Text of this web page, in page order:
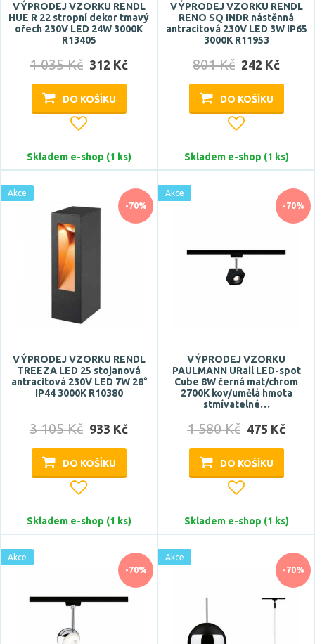
VÝPRODEJ VZORKU RENDL
HUE R 22 stropní dekor tmavý
ořech 230V LED 24W 3000K
R13405
1 035 Kč 312 Kč
DO KOŠÍKU
Skladem e-shop (1 ks)
VÝPRODEJ VZORKU RENDL
RENO SQ INDR nástěnná
antracitová 230V LED 3W IP65
3000K R11953
801 Kč 242 Kč
DO KOŠÍKU
Skladem e-shop (1 ks)
-70%
Akce
VÝPRODEJ VZORKU RENDL
TREEZA LED 25 stojanová
antracitová 230V LED 7W 28°
IP44 3000K R10380
3 105 Kč 933 Kč
DO KOŠÍKU
Skladem e-shop (1 ks)
-70%
Akce
VÝPRODEJ VZORKU
PAULMANN URail LED-spot
Cube 8W černá mat/chrom
2700K kov/umělá hmota
stmívatelné…
1 580 Kč 475 Kč
DO KOŠÍKU
Skladem e-shop (1 ks)
-70%
Akce
-70%
Akce